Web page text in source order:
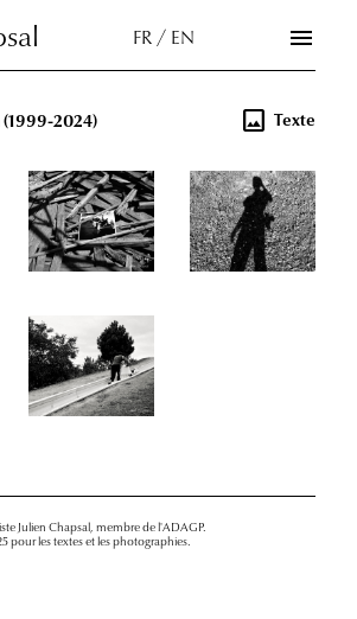
FR / EN menu
(1999-2024) image Texte
Julien Chapsal, membre de l'ADAGP.
pour les textes et les photographies.